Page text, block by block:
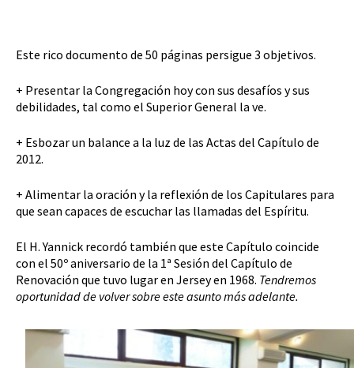
Este rico documento de 50 páginas persigue 3 objetivos.
+ Presentar la Congregación hoy con sus desafíos y sus
debilidades, tal como el Superior General la ve.
+ Esbozar un balance a la luz de las Actas del Capítulo de
2012.
+ Alimentar la oración y la reflexión de los Capitulares para
que sean capaces de escuchar las llamadas del Espíritu.
El H. Yannick recordó también que este Capítulo coincide
con el 50º aniversario de la 1ª Sesión del Capítulo de
Renovación que tuvo lugar en Jersey en 1968. Tendremos
oportunidad de volver sobre este asunto más adelante.